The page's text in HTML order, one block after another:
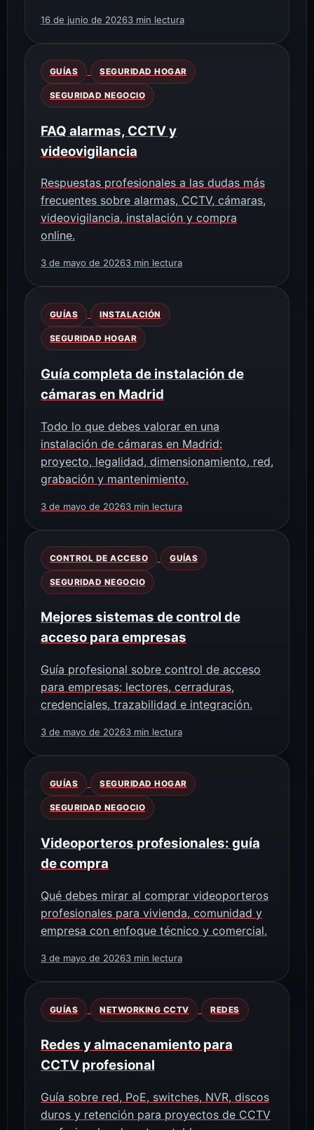
16 de junio de 20263 min lectura
GUÍAS SEGURIDAD HOGAR
SEGURIDAD NEGOCIO
FAQ alarmas, CCTV y
videovigilancia
Respuestas profesionales a las dudas más
frecuentes sobre alarmas, CCTV, cámaras,
videovigilancia, instalación y compra
online.
3 de mayo de 20263 min lectura
GUÍAS INSTALACIÓN
SEGURIDAD HOGAR
Guía completa de instalación de
cámaras en Madrid
Todo lo que debes valorar en una
instalación de cámaras en Madrid:
proyecto, legalidad, dimensionamiento, red,
grabación y mantenimiento.
3 de mayo de 20263 min lectura
CONTROL DE ACCESO GUÍAS
SEGURIDAD NEGOCIO
Mejores sistemas de control de
acceso para empresas
Guía profesional sobre control de acceso
para empresas: lectores, cerraduras,
credenciales, trazabilidad e integración.
3 de mayo de 20263 min lectura
GUÍAS SEGURIDAD HOGAR
SEGURIDAD NEGOCIO
Videoporteros profesionales: guía
de compra
Qué debes mirar al comprar videoporteros
profesionales para vivienda, comunidad y
empresa con enfoque técnico y comercial.
3 de mayo de 20263 min lectura
GUÍAS NETWORKING CCTV REDES
Redes y almacenamiento para
CCTV profesional
Guía sobre red, PoE, switches, NVR, discos
duros y retención para proyectos de CCTV